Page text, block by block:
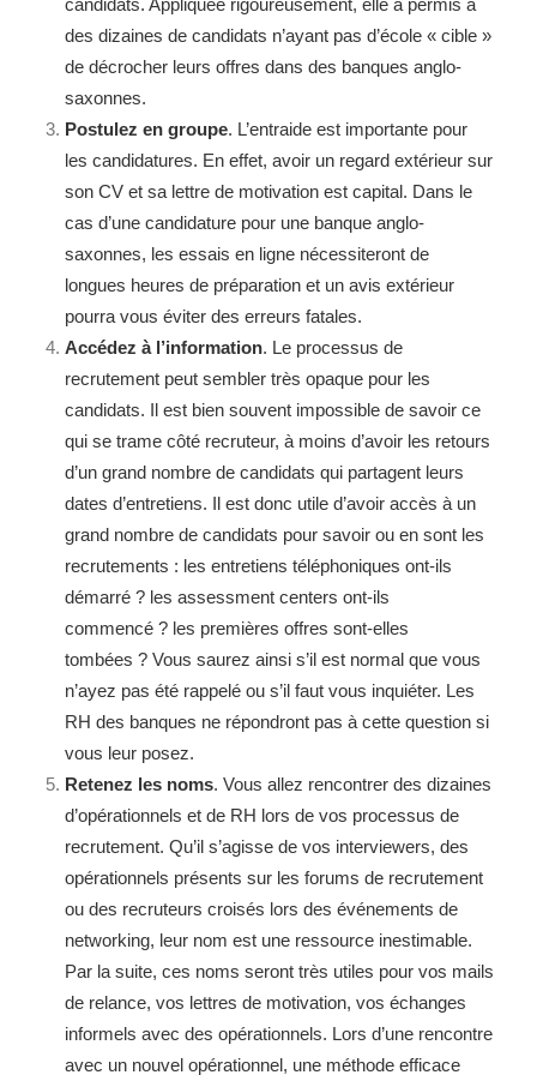
candidats. Appliquée rigoureusement, elle a permis a
des dizaines de candidats n’ayant pas d’école « cible »
de décrocher leurs offres dans des banques anglo-
saxonnes.
Postulez en groupe. L’entraide est importante pour
les candidatures. En effet, avoir un regard extérieur sur
son CV et sa lettre de motivation est capital. Dans le
cas d’une candidature pour une banque anglo-
saxonnes, les essais en ligne nécessiteront de
longues heures de préparation et un avis extérieur
pourra vous éviter des erreurs fatales.
Accédez à l’information. Le processus de
recrutement peut sembler très opaque pour les
candidats. Il est bien souvent impossible de savoir ce
qui se trame côté recruteur, à moins d’avoir les retours
d’un grand nombre de candidats qui partagent leurs
dates d’entretiens. Il est donc utile d’avoir accès à un
grand nombre de candidats pour savoir ou en sont les
recrutements : les entretiens téléphoniques ont-ils
démarré ? les assessment centers ont-ils
commencé ? les premières offres sont-elles
tombées ? Vous saurez ainsi s’il est normal que vous
n’ayez pas été rappelé ou s’il faut vous inquiéter. Les
RH des banques ne répondront pas à cette question si
vous leur posez.
Retenez les noms. Vous allez rencontrer des dizaines
d’opérationnels et de RH lors de vos processus de
recrutement. Qu’il s’agisse de vos interviewers, des
opérationnels présents sur les forums de recrutement
ou des recruteurs croisés lors des événements de
networking, leur nom est une ressource inestimable.
Par la suite, ces noms seront très utiles pour vos mails
de relance, vos lettres de motivation, vos échanges
informels avec des opérationnels. Lors d’une rencontre
avec un nouvel opérationnel, une méthode efficace